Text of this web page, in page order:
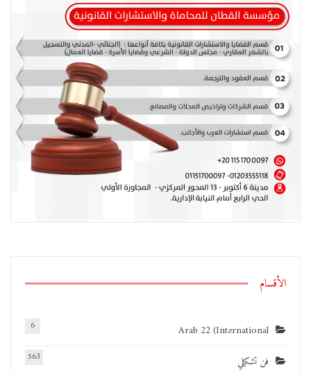
الأقسام
Arab 22 (International
6
فن تشكيلي 563